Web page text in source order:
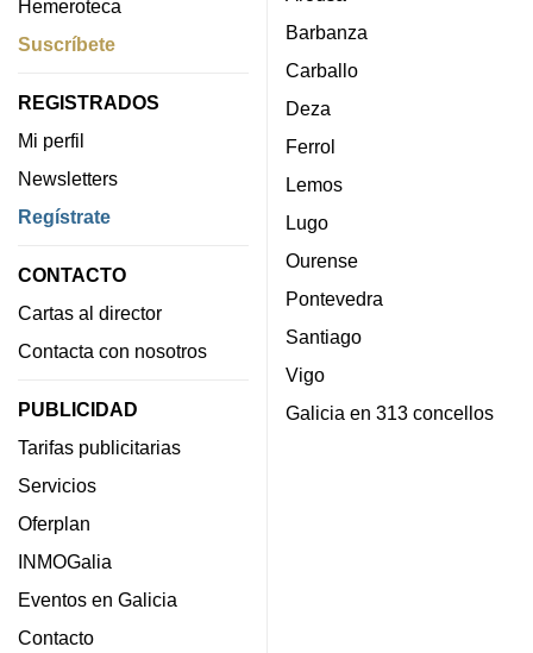
Hemeroteca
Suscríbete
REGISTRADOS
Mi perfil
Newsletters
Regístrate
CONTACTO
Cartas al director
Contacta con nosotros
PUBLICIDAD
Tarifas publicitarias
Servicios
Oferplan
INMOGalia
Eventos en Galicia
Contacto
Barbanza
Carballo
Deza
Ferrol
Lemos
Lugo
Ourense
Pontevedra
Santiago
Vigo
Galicia en 313 concellos